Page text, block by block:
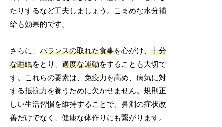
たりするなど工夫しましょう。こまめな水分補
給も効果的です。
さらに、バランスの取れた食事を心がけ、十分
な睡眠をとり、適度な運動をすることも大切で
す。これらの要素は、免疫力を高め、病気に対
する抵抗力を養うために欠かせません。規則正
しい生活習慣を維持することで、鼻淵の症状改
善だけでなく、健康な体作りにも繋がります。